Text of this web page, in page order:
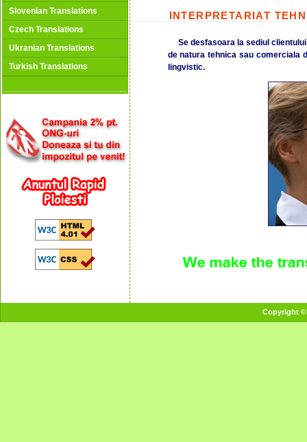
Slovenian Translations
Czech Translations
Ukranian Translations
Turkish Translations
INTERPRETARIAT
Se desfasoara la sediul
de natura tehnica sau comerciala
lingvistic.
Copyright ©